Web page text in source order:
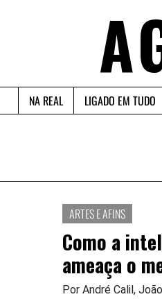
NA REAL LIGADO EM TUDO
ARTES E AFINS
Como a
ameaça o
Por André Calil,